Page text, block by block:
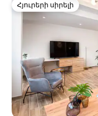
Հյուրերի սիրելի
Հյուրերի սիրելի